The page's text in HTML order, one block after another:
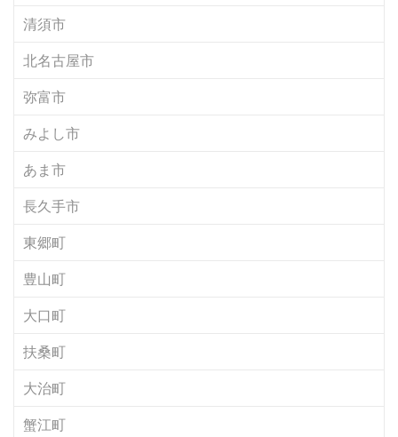
清須市
北名古屋市
弥富市
みよし市
あま市
長久手市
東郷町
豊山町
大口町
扶桑町
大治町
蟹江町